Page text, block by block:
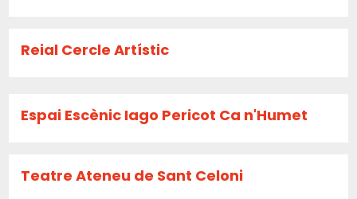
Reial Cercle Artístic
Espai Escènic Iago Pericot Ca n'Humet
Teatre Ateneu de Sant Celoni